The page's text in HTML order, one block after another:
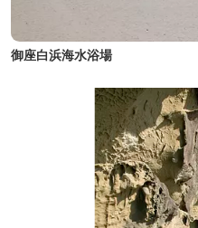
御座白浜海水浴場